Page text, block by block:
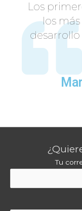
Los
los
desarrollo
Tu